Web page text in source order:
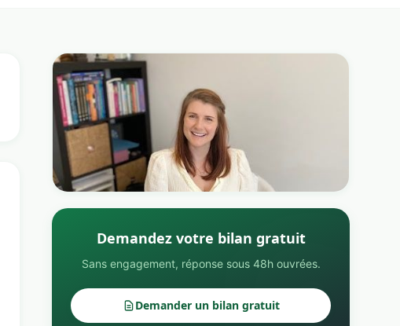
Demandez votre bilan gratuit
Sans engagement, réponse sous 48h ouvrées.
Demander un bilan gratuit